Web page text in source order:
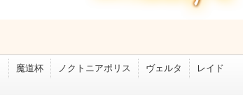
魔道杯 ノクトニアポリス ヴェルタ
レイド